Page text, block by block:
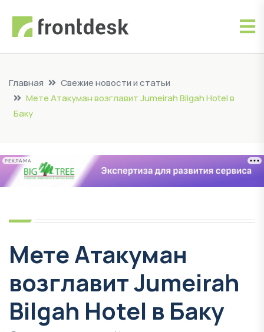
Главная
Свежие новости и статьи
Мете Атакуман возглавит Jumeirah Bilgah Hotel в
Баку
РЕКЛАМА
Мете Атакуман
возглавит Jumeirah
Bilgah Hotel в Баку